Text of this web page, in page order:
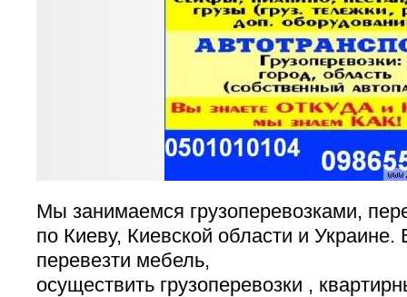
Мы занимаемся грузоперевозками,
по Киеву, Киевской области и
перевезти мебель,
осуществить грузоперевозки ,